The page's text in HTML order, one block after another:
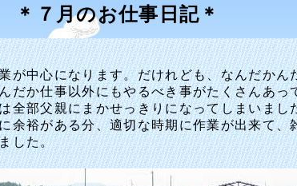
＊７月のお仕事日記＊
中心になります。だけれども、なんだかん
だか仕事以外にもやるべき事がたくさんあっ
全部父親にまかせっきりになってしまいまし
裕がある分、適切な時期に作業が出来て、
した。